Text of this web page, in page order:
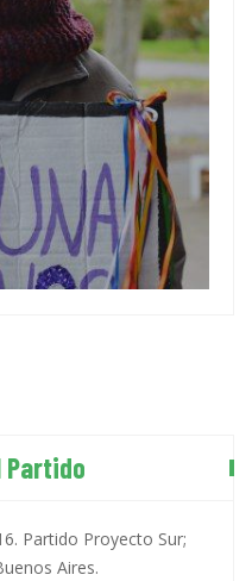
Partido
Partido Proyecto Sur;
Aires.